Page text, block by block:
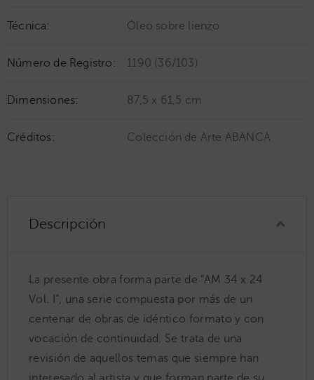
Técnica: Óleo sobre lienzo
Número de Registro: 1190 (36/103)
Dimensiones: 87,5 x 61,5 cm
Créditos: Colección de Arte ABANCA
Descripción
La presente obra forma parte de “AM 34 x 24
Vol. I”, una serie compuesta por más de un
centenar de obras de idéntico formato y con
vocación de continuidad. Se trata de una
revisión de aquellos temas que siempre han